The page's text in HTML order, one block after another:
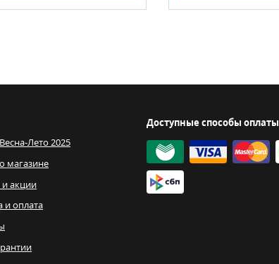
Лето 2025
магазине
акции
и оплата
Доступные способы оплаты